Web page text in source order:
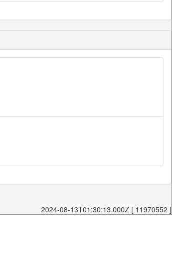
2024-08-13T01:30:13.000Z [ 11970552 ]